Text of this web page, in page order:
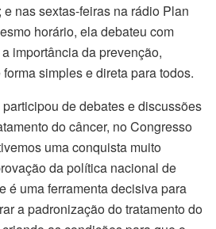
nas sextas-feiras na rádio Plan
horário, ela debateu com
importância da prevenção,
simples e direta para todos.
de debates e discussões
do câncer, no Congresso
uma conquista muito
da política nacional de
é uma ferramenta decisiva para
a padronização do tratamento do